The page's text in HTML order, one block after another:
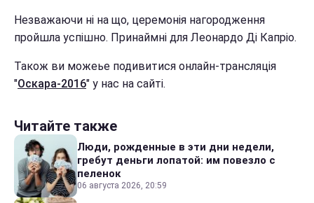
Незважаючи ні на що, церемонія нагородження
пройшла успішно. Принаймні для Леонардо Ді Капріо.
Також ви можеье подивитися онлайн-трансляція
"Оскара-2016" у нас на сайті.
Читайте также
Люди, рожденные в эти дни недели,
гребут деньги лопатой: им повезло с
пеленок
06 августа 2026, 20:59